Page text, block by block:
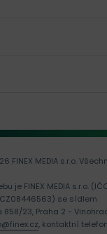
FINEX MEDIA s.r.o.
je FINEX MEDIA s.r.o.
CZ08446563) se sídlem
858/23, Praha 2 -
, kontaktní